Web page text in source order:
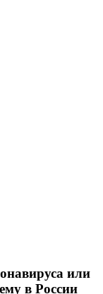
или
в России